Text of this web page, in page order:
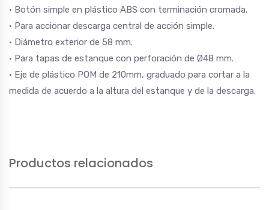
• Botón simple en plástico ABS con terminación cromada.
• Para accionar descarga central de acción simple.
• Diámetro exterior de 58 mm.
• Para tapas de estanque con perforación de Ø48 mm.
• Eje de plástico POM de 210mm, graduado para cortar a la
medida de acuerdo a la altura del estanque y de la descarga.
Productos relacionados